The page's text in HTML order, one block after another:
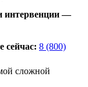
интервенции —
сейчас: 8 (800)
сложной